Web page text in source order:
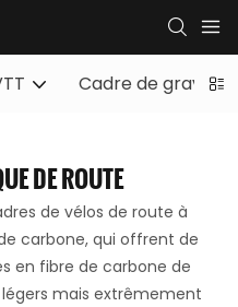
Cadre de gravier
DE ROUTE
de vélos de route à
carbone, qui offrent de
en fibre de carbone de
mais extrêmement